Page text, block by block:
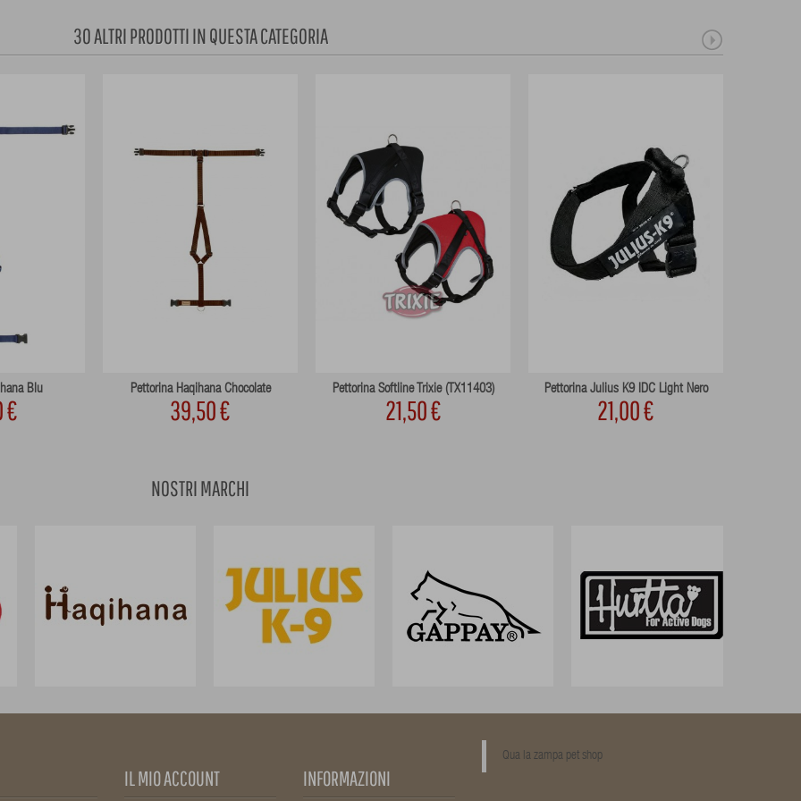
30 ALTRI PRODOTTI IN QUESTA CATEGORIA
Blu
€
Pettorina Haqihana Chocolate
39,50 €
Pettorina Softline Trixie (TX11403)
21,50 €
Pettorina Julius K9 IDC Light Nero
21,00 €
NOSTRI MARCHI
IL MIO ACCOUNT INFORMAZIONI
Qua la zampa pet shop